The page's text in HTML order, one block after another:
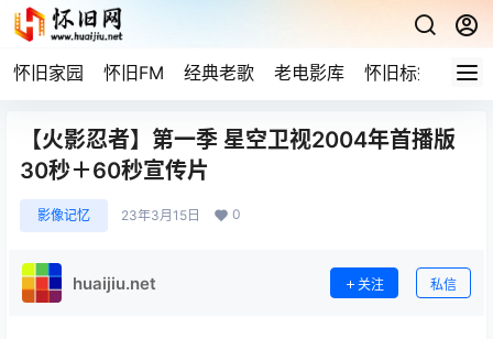
怀旧家园 怀旧FM 经典老歌 老电影库 怀旧标签 网
【火影忍者】第一季 星空卫视2004年首播版
30秒＋60秒宣传片
影像记忆 23年3月15日 0
huaijiu.net 关注 私信